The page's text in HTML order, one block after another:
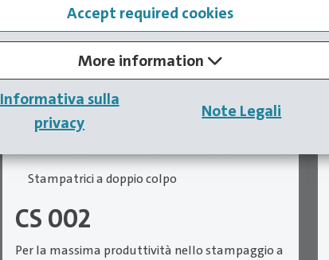
Accept required cookies
More information
Informativa sulla
privacy
Note Legali
Pressa
matrice e 2
Stampatrici a doppio colpo
CS 002
Per la massima produttività nello stampaggio a